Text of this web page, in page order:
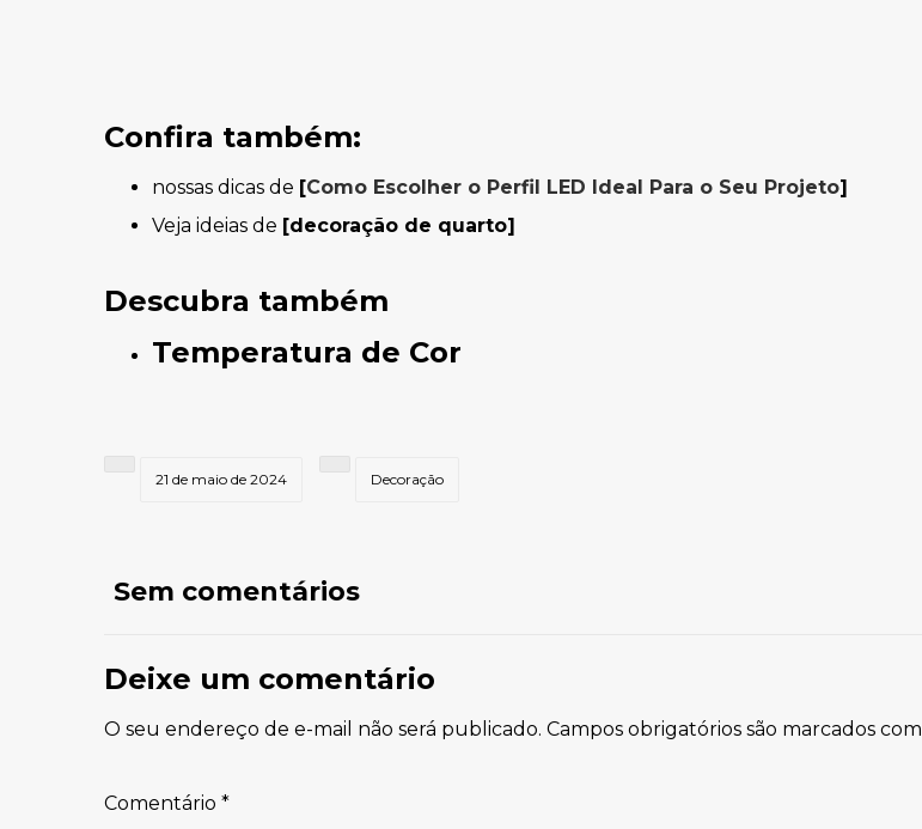
Confira também:
nossas dicas de [Como Escolher o Perfil LED Ideal Para o Seu Projeto]
Veja ideias de [decoração de quarto]
Descubra também
Temperatura de Cor
21 de maio de 2024 Decoração
Sem comentários
Deixe um comentário
O seu endereço de e-mail não será publicado. Campos obrigatórios são marcados com
Comentário *